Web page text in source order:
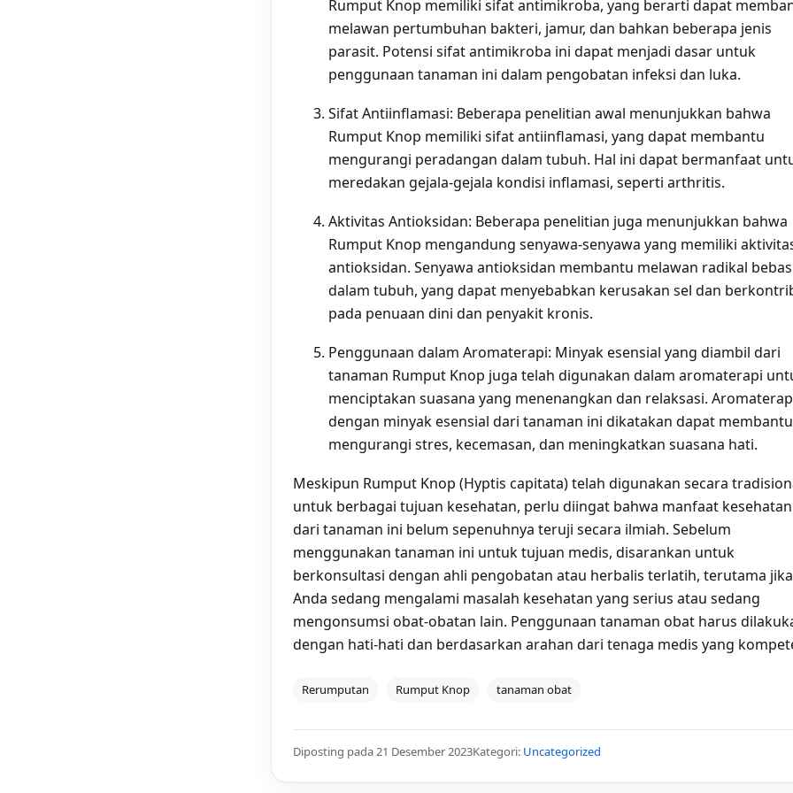
Rumput Knop memiliki sifat antimikroba, yang berarti dapat
melawan pertumbuhan bakteri, jamur, dan bahkan beberapa jenis
parasit. Potensi sifat antimikroba ini dapat menjadi dasar untuk
penggunaan tanaman ini dalam pengobatan infeksi dan luka.
Sifat Antiinflamasi: Beberapa penelitian awal menunjukkan bahwa
Rumput Knop memiliki sifat antiinflamasi, yang dapat membantu
mengurangi peradangan dalam tubuh. Hal ini dapat bermanfaat
meredakan gejala-gejala kondisi inflamasi, seperti arthritis.
Aktivitas Antioksidan: Beberapa penelitian juga menunjukkan bahwa
Rumput Knop mengandung senyawa-senyawa yang memiliki
antioksidan. Senyawa antioksidan membantu melawan radikal bebas
dalam tubuh, yang dapat menyebabkan kerusakan sel dan
pada penuaan dini dan penyakit kronis.
Penggunaan dalam Aromaterapi: Minyak esensial yang diambil dari
tanaman Rumput Knop juga telah digunakan dalam aromaterapi
menciptakan suasana yang menenangkan dan relaksasi.
dengan minyak esensial dari tanaman ini dikatakan dapat membantu
mengurangi stres, kecemasan, dan meningkatkan suasana hati.
Meskipun Rumput Knop (Hyptis capitata) telah digunakan secara
untuk berbagai tujuan kesehatan, perlu diingat bahwa manfaat kesehatan
dari tanaman ini belum sepenuhnya teruji secara ilmiah. Sebelum
menggunakan tanaman ini untuk tujuan medis, disarankan untuk
berkonsultasi dengan ahli pengobatan atau herbalis terlatih, terutama jika
Anda sedang mengalami masalah kesehatan yang serius atau sedang
mengonsumsi obat-obatan lain. Penggunaan tanaman obat harus
dengan hati-hati dan berdasarkan arahan dari tenaga medis yang
Rerumputan Rumput Knop tanaman obat
Diposting pada 21 Desember 2023Kategori: Uncategorized